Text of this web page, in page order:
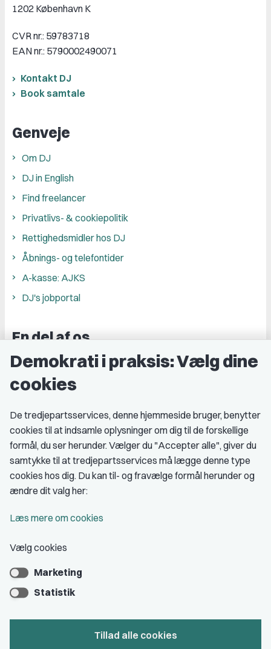
1202 København K
CVR nr.: 59783718
EAN nr.: 5790002490071
Kontakt DJ
Book samtale
Genveje
Om DJ
DJ in English
Find freelancer
Privatlivs- & cookiepolitik
Rettighedsmidler hos DJ
Åbnings- og telefontider
A-kasse: AJKS
DJ's jobportal
En del af os
Grupper og kredse
Studenterorganisationer
Medlemskab
Fordele som medlem
Kontingent
Bliv medlem
Demokrati i praksis: Vælg dine
cookies
De tredjepartsservices, denne hjemmeside bruger, benytter
cookies til at indsamle oplysninger om dig til de forskellige
formål, du ser herunder. Vælger du "Accepter alle", giver du
samtykke til at tredjepartsservices må lægge denne type
cookies hos dig. Du kan til- og fravælge formål herunder og
ændre dit valg her:
Læs mere om cookies
Vælg cookies
Marketing
Statistik
Tillad alle cookies